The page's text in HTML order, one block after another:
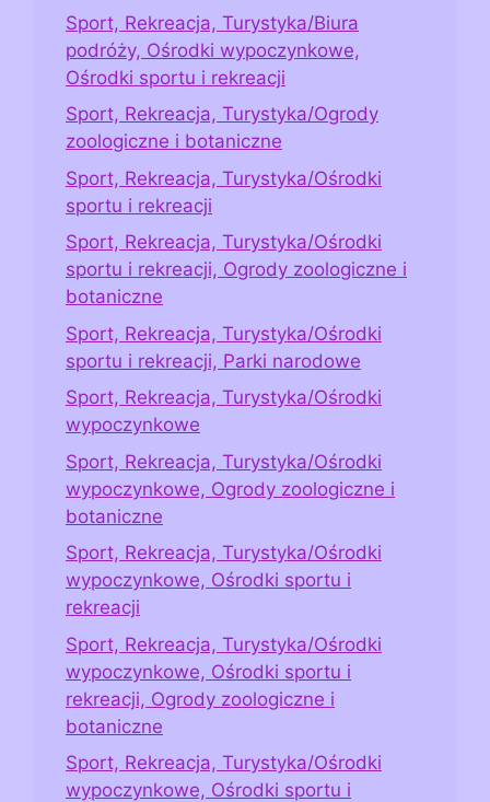
Sport, Rekreacja, Turystyka/Biura
podróży, Ośrodki wypoczynkowe,
Ośrodki sportu i rekreacji
Sport, Rekreacja, Turystyka/Ogrody
zoologiczne i botaniczne
Sport, Rekreacja, Turystyka/Ośrodki
sportu i rekreacji
Sport, Rekreacja, Turystyka/Ośrodki
sportu i rekreacji, Ogrody zoologiczne i
botaniczne
Sport, Rekreacja, Turystyka/Ośrodki
sportu i rekreacji, Parki narodowe
Sport, Rekreacja, Turystyka/Ośrodki
wypoczynkowe
Sport, Rekreacja, Turystyka/Ośrodki
wypoczynkowe, Ogrody zoologiczne i
botaniczne
Sport, Rekreacja, Turystyka/Ośrodki
wypoczynkowe, Ośrodki sportu i
rekreacji
Sport, Rekreacja, Turystyka/Ośrodki
wypoczynkowe, Ośrodki sportu i
rekreacji, Ogrody zoologiczne i
botaniczne
Sport, Rekreacja, Turystyka/Ośrodki
wypoczynkowe, Ośrodki sportu i